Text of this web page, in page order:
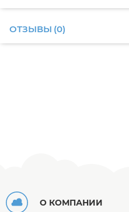
ОТЗЫВЫ (0)
О КОМПАНИИ